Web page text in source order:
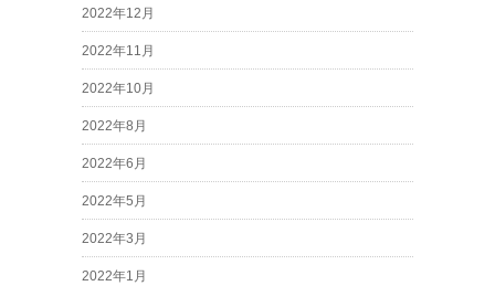
2022年12月
2022年11月
2022年10月
2022年8月
2022年6月
2022年5月
2022年3月
2022年1月